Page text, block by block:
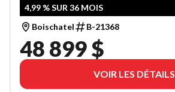
4,99 % SUR 36 MOIS
Boischatel
B-21368
48 899 $
VOIR LES DÉTAILS